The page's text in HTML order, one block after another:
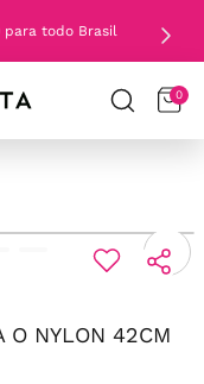
para todo Brasil
0
O NYLON 42CM